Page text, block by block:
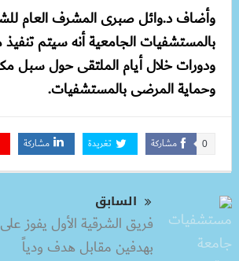
وأضاف د.وائل صبرى المشرف العام
بالمستشفيات الجامعية أنه سيتم
ودورات خلال أيام الملتقى حول سبل
وحماية المرضى بالمستشفيات.
مشاركة 0 تغريدة مشاركة
السابق
فريق الشرقية الأول يفوز
بهدفين مقابل هدف ودياً